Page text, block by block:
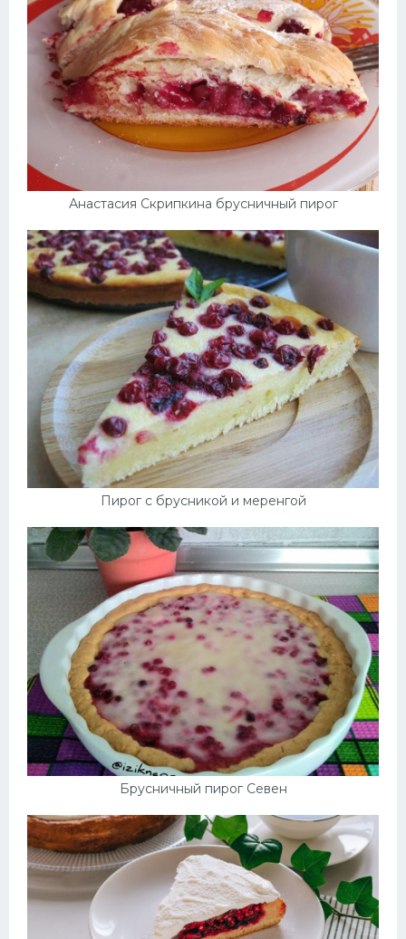
Анастасия Скрипкина брусничный пирог
Пирог с брусникой и меренгой
Брусничный пирог Севен